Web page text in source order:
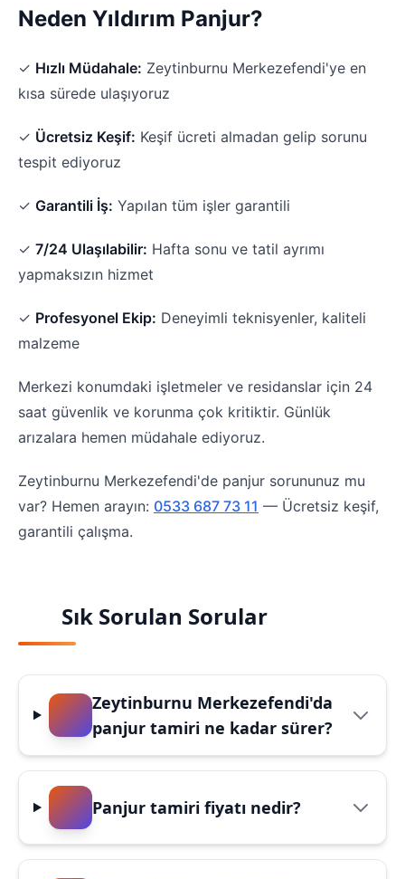
Neden Yıldırım Panjur?
✓ Hızlı Müdahale: Zeytinburnu Merkezefendi'ye en
kısa sürede ulaşıyoruz
✓ Ücretsiz Keşif: Keşif ücreti almadan gelip sorunu
tespit ediyoruz
✓ Garantili İş: Yapılan tüm işler garantili
✓ 7/24 Ulaşılabilir: Hafta sonu ve tatil ayrımı
yapmaksızın hizmet
✓ Profesyonel Ekip: Deneyimli teknisyenler, kaliteli
malzeme
Merkezi konumdaki işletmeler ve residanslar için 24
saat güvenlik ve korunma çok kritiktir. Günlük
arızalara hemen müdahale ediyoruz.
Zeytinburnu Merkezefendi'de panjur sorununuz mu
var? Hemen arayın: 0533 687 73 11 — Ücretsiz keşif,
garantili çalışma.
Sık Sorulan Sorular
Zeytinburnu Merkezefendi'da
panjur tamiri ne kadar sürer?
Panjur tamiri fiyatı nedir?